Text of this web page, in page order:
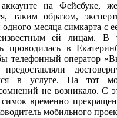
на Фейсбуке,
таким образом,
месяца симкарта с
ей лицам. В
проводилась в
телефонный оператор
в услуге. На тот
не возникало. С
симок временно
мобильного